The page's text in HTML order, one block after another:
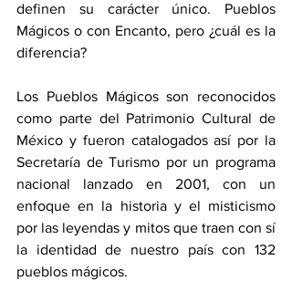
definen su carácter único. Pueblos
Mágicos o con Encanto, pero ¿cuál es la
diferencia?
Los Pueblos Mágicos son reconocidos
como parte del Patrimonio Cultural de
México y fueron catalogados así por la
Secretaría de Turismo por un programa
nacional lanzado en 2001, con un
enfoque en la historia y el misticismo
por las leyendas y mitos que traen con sí
la identidad de nuestro país con 132
pueblos mágicos.